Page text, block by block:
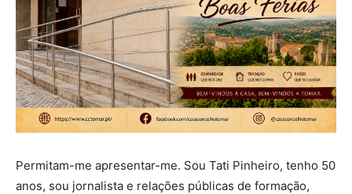
Permitam-me apresentar-me. Sou Tati Pinheiro, tenho 50
anos, sou jornalista e relações públicas de formação,